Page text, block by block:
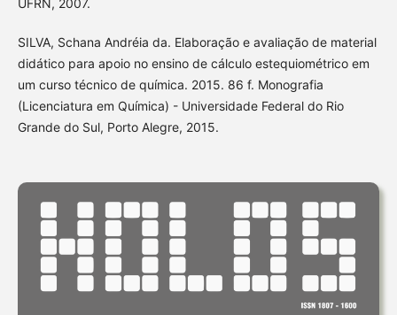
SILVA, Schana Andréia da. Elaboração e avaliação de material
didático para apoio no ensino de cálculo estequiométrico em
um curso técnico de química. 2015. 86 f. Monografia
(Licenciatura em Química) - Universidade Federal do Rio
Grande do Sul, Porto Alegre, 2015.